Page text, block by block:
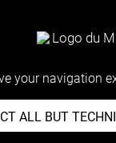
your navigation
ALL BUT